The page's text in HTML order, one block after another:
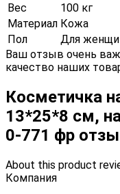
Вес
100 кг
Материал Кожа
Пол
Для
Ваш отзыв очень
качество наших
Косметичка
13*25*8 см,
0-771 фр
About this product
Компания